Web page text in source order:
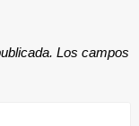
Los campos